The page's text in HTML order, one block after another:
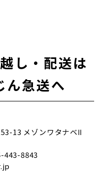
し・配送は
ん急送へ
13 メゾンワタナベⅡ
443-8843